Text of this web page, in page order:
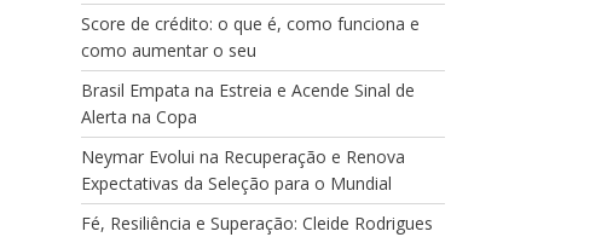
Score de crédito: o que é, como funciona e
como aumentar o seu
Brasil Empata na Estreia e Acende Sinal de
Alerta na Copa
Neymar Evolui na Recuperação e Renova
Expectativas da Seleção para o Mundial
Fé, Resiliência e Superação: Cleide Rodrigues